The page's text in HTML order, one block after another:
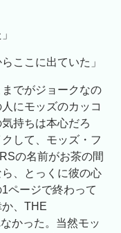
ここに出ていた」
でがジョークなの
にモッズのカッコ
持ちは本心だろ
して、モッズ・フ
の名前がお茶の間
、とっくに彼の心
ページで終わって
、THE
かった。当然モッ